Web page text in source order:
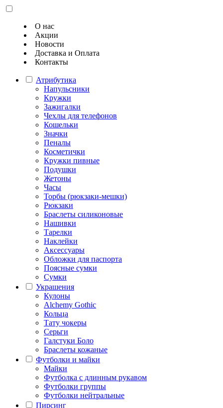
О нас
Акции
Новости
Доставка и Оплата
Контакты
Атрибутика
Напульсники
Кружки
Зажигалки
Чехлы для телефонов
Кошельки
Значки
Пеналы
Косметички
Кружки пивные
Подушки
Жетоны
Часы
Торбы (рюкзаки-мешки)
Рюкзаки
Браслеты силиконовые
Нашивки
Тарелки
Наклейки
Аксессуары
Обложки для паспорта
Поясные сумки
Сумки
Украшения
Кулоны
Alchemy Gothic
Кольца
Тату чокеры
Серьги
Галстуки Боло
Браслеты кожаные
Футболки и майки
Майки
Футболка с длинным рукавом
Футболки группы
Футболки нейтральные
Пирсинг